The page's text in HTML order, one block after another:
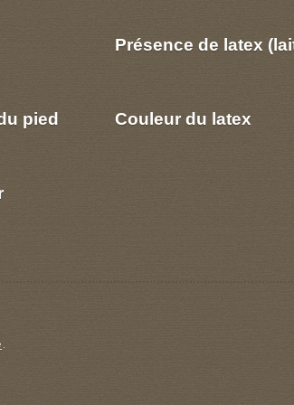
pied
Présence de latex
Couleur du latex